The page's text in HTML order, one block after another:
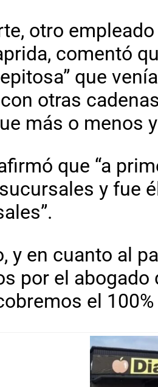
otro
comentó
que
otras
más o menos
que “a
y fue
y en cuanto al
por el
el